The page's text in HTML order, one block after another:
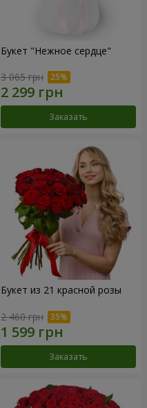
Букет "Нежное сердце"
3 065 грн
Заказать
Букет из 21 красной розы
2 460 грн
Заказать